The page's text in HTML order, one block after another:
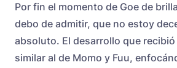
Por fin el momento de Goe de
debo de admitir, que no estoy
absoluto. El desarrollo que
similar al de Momo y Fuu,